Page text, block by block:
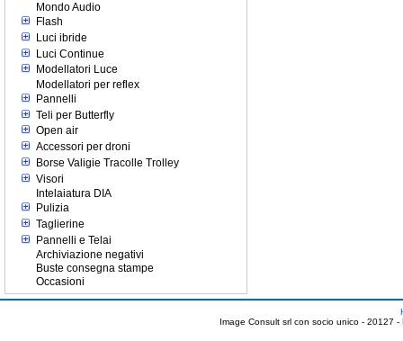
Mondo Audio
Flash
Luci ibride
Luci Continue
Modellatori Luce
Modellatori per reflex
Pannelli
Teli per Butterfly
Open air
Accessori per droni
Borse Valigie Tracolle Trolley
Visori
Intelaiatura DIA
Pulizia
Taglierine
Pannelli e Telai
Archiviazione negativi
Buste consegna stampe
Occasioni
Image Consult srl con socio unico - 20127